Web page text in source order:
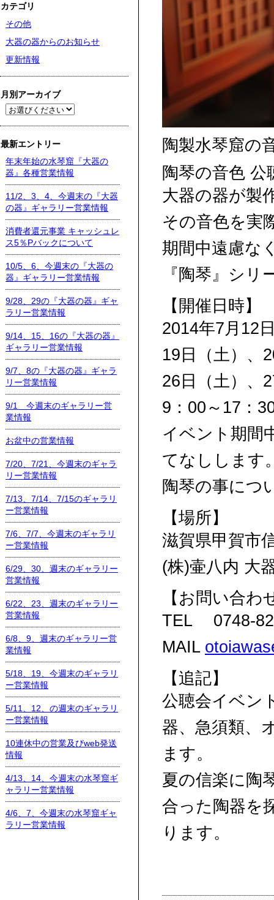
陶製水琴窟の
陶琴の音色 公
大器の器が製
その音色を実
期間中遠慮な
『陶琴』シ
【開催日時】
2014年7月12
19日（土）、
26日（土）、
9：00～17：
イベント期間
てなしします
陶琴の事につ
【場所】
滋賀県甲賀市
(株)壷八内 大
【お問い合わ
TEL 0748-
MAIL
【追記】
公聴会イベン
器、急須類、
ます。
夏の信楽に陶
合った陶器を
ります。
カテゴリ
その他
大器の器からのお知らせ
更新情報
月別アーカイブ
最新エントリー
年末年始の水琴窟『大器の
器』各種営業情報
11/2、3、4、今週末の『大器
の器』ギャラリー営業情報
消費者還元事業 キャッシュレ
ス5％Pバックについて
10/5、6、今週末の『大器の
器』ギャラリー営業情報
9/28、29の『大器の器』ギャ
ラリー営業情報
9/14、15、16の『大器の器』
ギャラリー営業情報
9/7、8の『大器の器』ギャラ
リー営業情報
9/1 今週末のギャラリー営
業情報
お盆中の営業情報
7/20、7/21、今週末のギャラ
リー営業情報
7/13、7/14、7/15のギャラリ
ー営業情報
7/6、7/7、今週末のギャラリ
ー営業情報
6/29、30、週末のギャラリー
営業情報
6/22、23、週末のギャラリー
営業情報
6/8、9、週末のギャラリー営
業情報
5/18、19、今週末のギャラリ
ー営業情報
5/11、12、の週末のギャラリ
ー営業情報
10連休中の営業及びweb発送
情報
4/13、14、今週末の水琴窟ギ
ャラリー営業情報
4/6、7、今週末の水琴窟ギャ
ラリー営業情報